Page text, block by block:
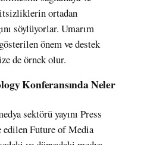
ortadan
söylüyorlar. Umarım
önem ve destek
de örnek olur.
Konferansında Neler
sektörü yayını Press
edilenFuture of Media